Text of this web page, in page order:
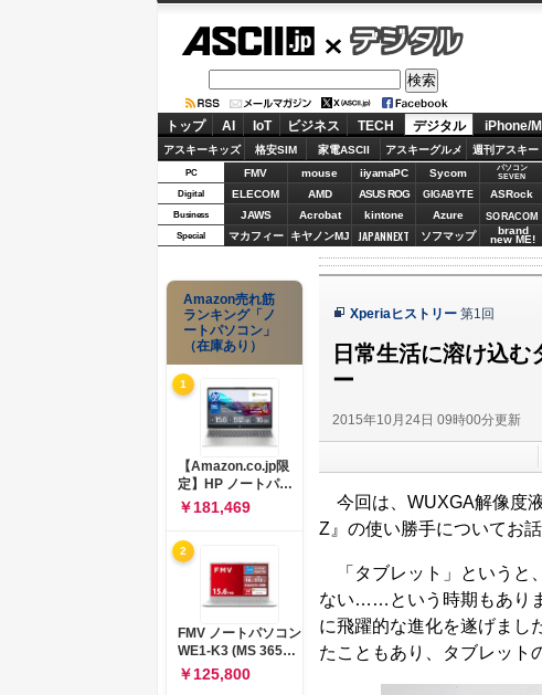
デジタル
トップ AI IoT ビジネス TECH デジタル iPhone/
アスキーキッズ 格安SIM 家電ASCII アスキーグルメ 週刊アスキー
PC FMV mouse iiyamaPC Sycom
パソコン
SEVEN
Digital ELECOM AMD ASUS ROG GIGABYTE ASRock
Business JAWS Acrobat kintone Azure SORACOM
Special マカフィー キヤノンMJ JAPANNEXT ソフマップ brand
new ME!
Xperiaヒストリー 第1回
日常生活に溶け込
ー
2015年10月24日 09時00分更新
今回は、WUXGA解像度
Z』の使い勝手についてお
「タブレット」というと
ない……という時期もあり
に飛躍的な進化を遂げまし
たこともあり、タブレット
Amazon売れ筋
ランキング「ノ
ートパソコン」
（在庫あり）
1
【Amazon.co.jp限
定】HP ノートパソ
コン 15-fd 15.6イン
チ インテル Core 5
120U メモリ16GB
SSD512GB
Windows 11
Microsoft Office
2024搭載 WPS
Office搭載 カメラシ
ャッター 指紋認証 薄
型 Copilotキー搭載
ナチュラルシルバー
￥181,469
2
FMV ノートパソコン
WE1-K3 (MS 365
Personal/Copilotキ
ー搭載/Win 11/15.6
￥125,800